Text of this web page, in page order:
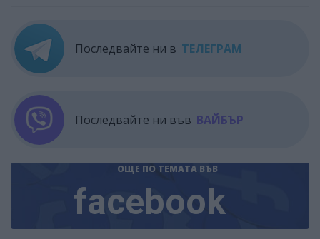
Последвайте ни в ТЕЛЕГРАМ
Последвайте ни във ВАЙБЪР
ОЩЕ ПО ТЕМАТА ВЪВ
facebook